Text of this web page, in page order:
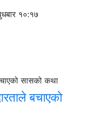
१०:१७
बचाएको